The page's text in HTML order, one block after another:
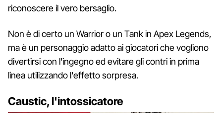
riconoscere il vero bersaglio.
Non è di certo un Warrior o un Tank in Apex Legends,
ma è un personaggio adatto ai giocatori che vogliono
divertirsi con l'ingegno ed evitare gli contri in prima
linea utilizzando l'effetto sorpresa.
Caustic, l'intossicatore